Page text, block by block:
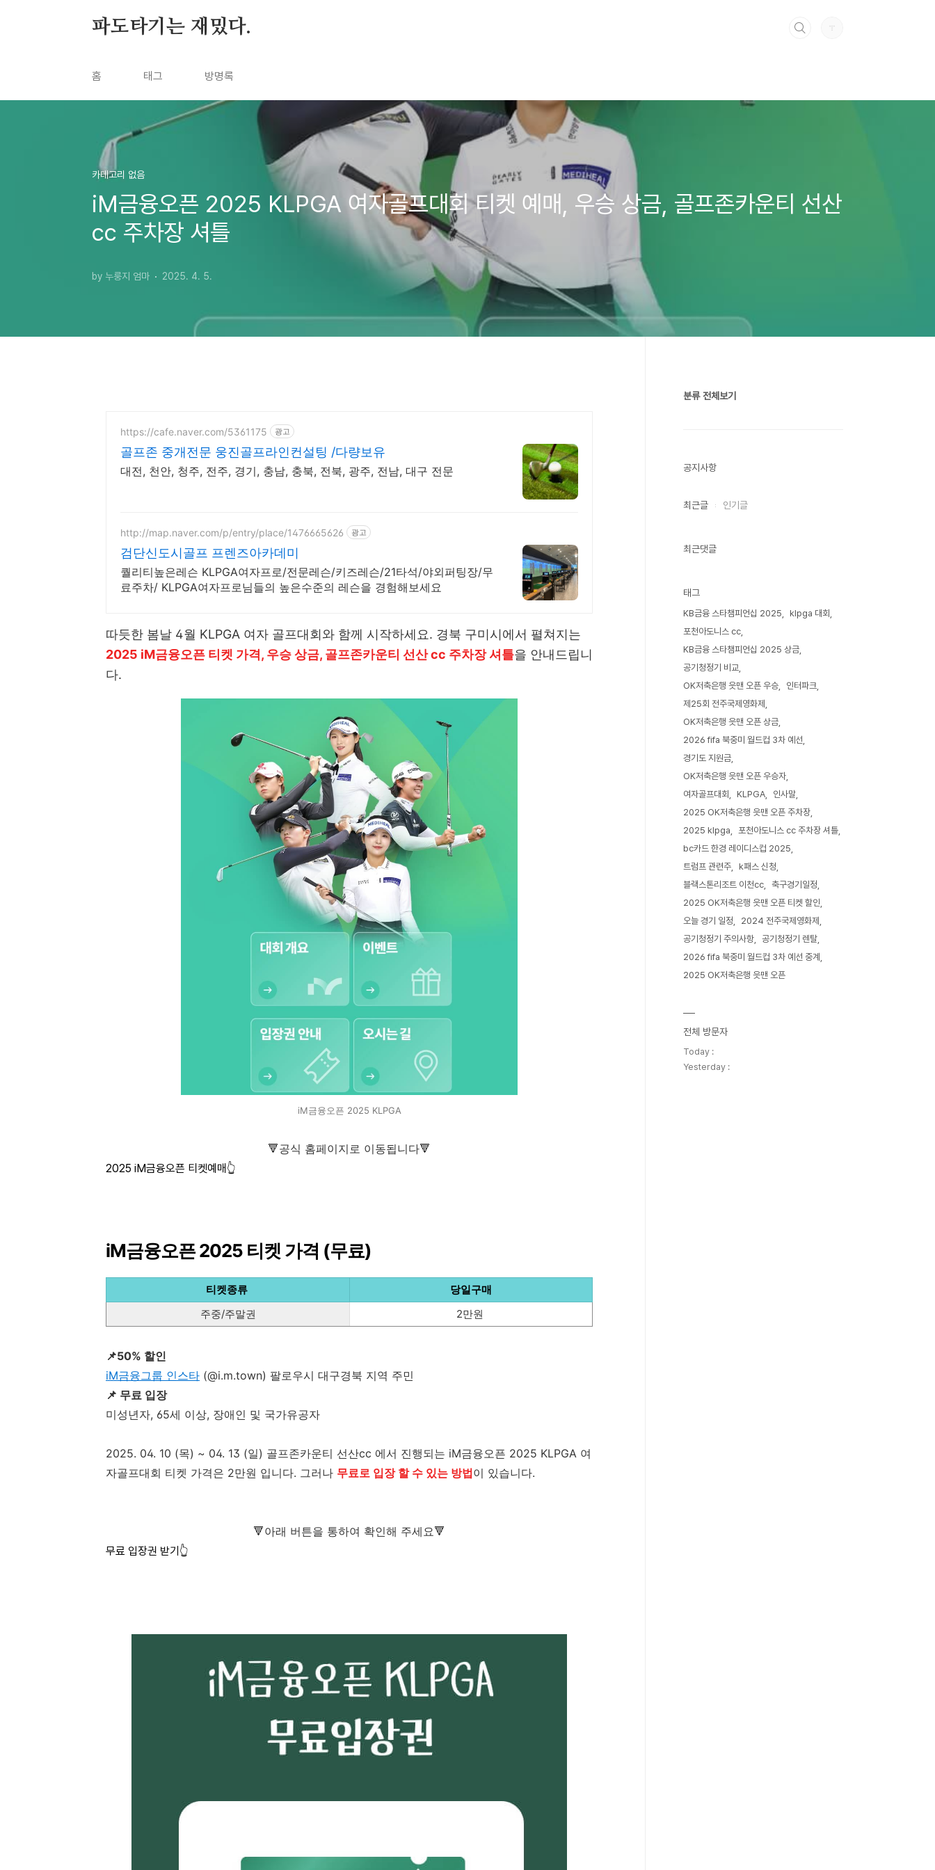
파도타기는 재밌다.
홈 태그 방명록
카테고리 없음
iM금융오픈 2025 KLPGA 여자골프대회 티켓 예매, 우승 상금, 골프존카운티 선산
cc 주차장 셔틀
by 누룽지 엄마 2025. 4. 5.
https://cafe.naver.com/5361175 광고
골프존 중개전문 웅진골프라인컨설팅 /다량보유
대전, 천안, 청주, 전주, 경기, 충남, 충북, 전북, 광주, 전남, 대구 전문
http://map.naver.com/p/entry/place/1476665626 광고
검단신도시골프 프렌즈아카데미
퀄리티높은레슨 KLPGA여자프로/전문레슨/키즈레슨/21타석/야외퍼팅장/무
료주차/ KLPGA여자프로님들의 높은수준의 레슨을 경험해보세요
따듯한 봄날 4월 KLPGA 여자 골프대회와 함께 시작하세요. 경북 구미시에서 펼쳐지는
2025 iM금융오픈 티켓 가격, 우승 상금, 골프존카운티 선산 cc 주차장 셔틀을 안내드립니
다.
iM금융오픈 2025 KLPGA
🔻공식 홈페이지로 이동됩니다🔻
2025 iM금융오픈 티켓예매👆
iM금융오픈 2025 티켓 가격 (무료)
티켓종류
당일구매
주중/주말권
2만원
📌50% 할인
iM금융그룹 인스타 (@i.m.town) 팔로우시 대구경북 지역 주민
📌 무료 입장
미성년자, 65세 이상, 장애인 및 국가유공자
2025. 04. 10 (목) ~ 04. 13 (일) 골프존카운티 선산cc 에서 진행되는 iM금융오픈 2025 KLPGA 여
자골프대회 티켓 가격은 2만원 입니다. 그러나 무료로 입장 할 수 있는 방법이 있습니다.
🔻아래 버튼을 통하여 확인해 주세요🔻
무료 입장권 받기👆
분류 전체보기
공지사항
최근글 인기글
최근댓글
태그
KB금융 스타챔피언십 2025
klpga 대회
포천아도니스 cc
KB금융 스타챔피언십 2025 상금
공기청정기 비교
OK저축은행 읏맨 오픈 우승
인터파크
제25회 전주국제영화제
OK저축은행 읏맨 오픈 상금
2026 fifa 북중미 월드컵 3차 예선
경기도 지원금
OK저축은행 읏맨 오픈 우승자
여자골프대회
KLPGA
인사말
2025 OK저축은행 읏맨 오픈 주차장
2025 klpga
포천아도니스 cc 주차장 셔틀
bc카드 한경 레이디스컵 2025
트럼프 관련주
k패스 신청
블랙스톤리조트 이천cc
축구경기일정
2025 OK저축은행 읏맨 오픈 티켓 할인
오늘 경기 일정
2024 전주국제영화제
공기청정기 주의사항
공기청정기 렌탈
2026 fifa 북중미 월드컵 3차 예선 중계
2025 OK저축은행 읏맨 오픈
전체 방문자
Today :
Yesterday :